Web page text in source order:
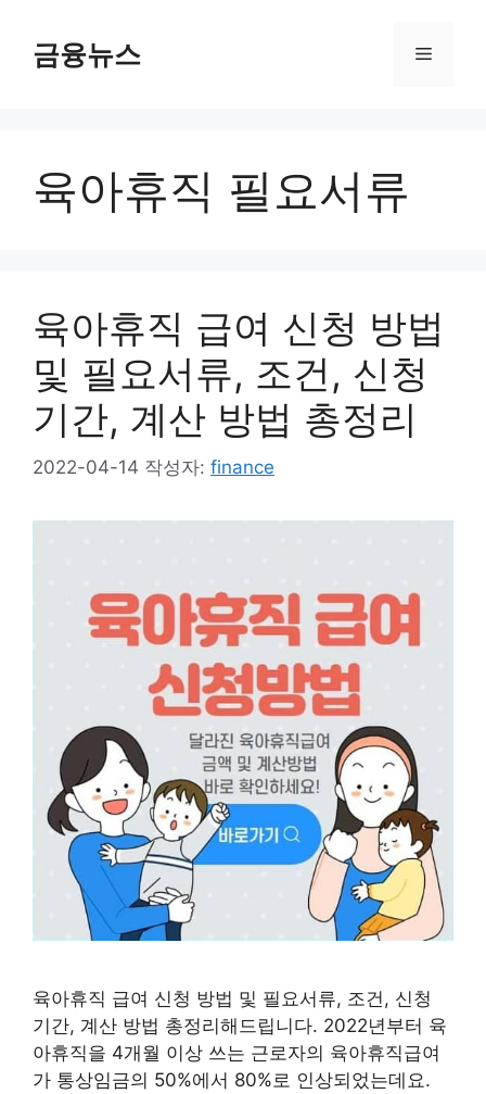
금융뉴스 메
육아휴직 필요서류
육아휴직 급여 신청 방법
및 필요서류, 조건, 신청
기간, 계산 방법 총정리
2022-04-14 작성자: finance
육아휴직 급여 신청 방법 및 필요서류, 조건, 신청
기간, 계산 방법 총정리해드립니다. 2022년부터 육
아휴직을 4개월 이상 쓰는 근로자의 육아휴직급여
가 통상임금의 50%에서 80%로 인상되었는데요.